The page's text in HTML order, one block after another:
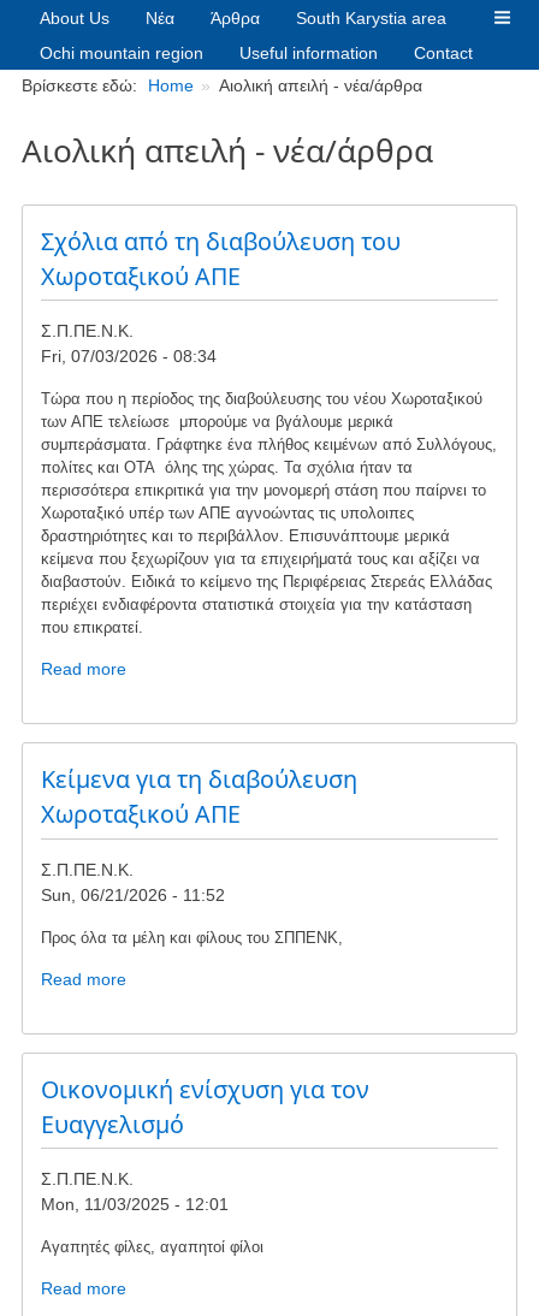
About Us Νέα Άρθρα
South Karystia area
Ochi mountain region
Useful information Contact
Breadcrumbs
Βρίσκεστε εδώ: Home Αιολική απειλή - νέα/άρθρα
Αιολική απειλή - νέα/άρθρα
Σχόλια από τη διαβούλευση του
Χωροταξικού ΑΠΕ
Σ.Π.ΠΕ.Ν.Κ.
Fri, 07/03/2026 - 08:34
Tώρα που η περίοδος της διαβούλευσης του νέου Χωροταξικού
των ΑΠΕ τελείωσε μπορούμε να βγάλουμε μερικά
συμπεράσματα. Γράφτηκε ένα πλήθος κειμένων από Συλλόγους,
πολίτες και ΟΤΑ όλης της χώρας. Τα σχόλια ήταν τα
περισσότερα επικριτικά για την μονομερή στάση που παίρνει το
Χωροταξικό υπέρ των ΑΠΕ αγνοώντας τις υπολοιπες
δραστηριότητες και το περιβάλλον. Επισυνάπτουμε μερικά
κείμενα που ξεχωρίζουν για τα επιχειρήματά τους και αξίζει να
διαβαστούν. Ειδικά το κείμενο της Περιφέρειας Στερεάς Ελλάδας
περιέχει ενδιαφέροντα στατιστικά στοιχεία για την κατάσταση
που επικρατεί.
Read moreabout
από
τη
διαβούλευση
του
Χωροταξικού
ΑΠΕ
Kείμενα για τη διαβούλευση
Χωροταξικού ΑΠΕ
Σ.Π.ΠΕ.Ν.Κ.
Sun, 06/21/2026 - 11:52
Προς όλα τα μέλη και φίλους του ΣΠΠΕΝΚ,
Read moreabout
για
τη
διαβούλευση
Χωροταξικού
ΑΠΕ
Οικονομική ενίσχυση για τον
Ευαγγελισμό
Σ.Π.ΠΕ.Ν.Κ.
Mon, 11/03/2025 - 12:01
Αγαπητές φίλες, αγαπητοί φίλοι
Read moreabout